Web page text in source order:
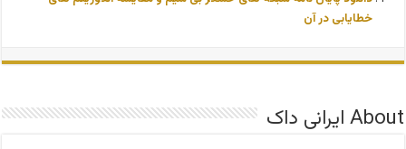
خطایابی در آن
About ایرانی داک